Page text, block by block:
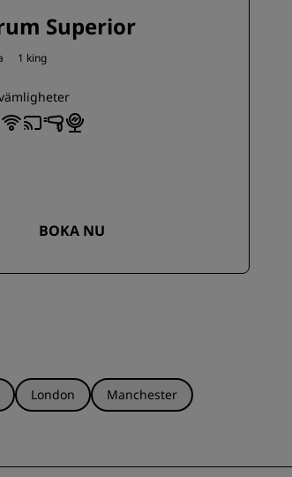
Superior
1 king
BOKA NU
London
Manchester